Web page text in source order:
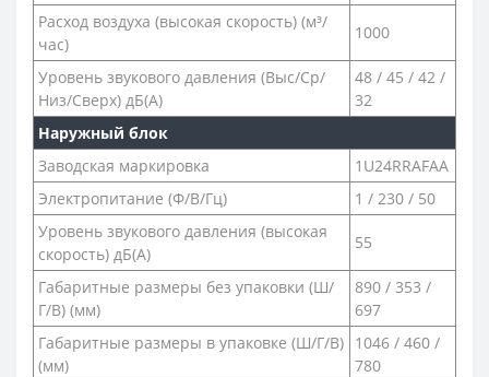
Расход воздуха (высокая скорость) (м³/
час)
1000
Уровень звукового давления (Выс/Ср/
Низ/Сверх) дБ(А)
48 / 45 / 42 /
32
Наружный блок
Заводская маркировка
1U24RRAFAA
Электропитание (Ф/В/Гц)
1 / 230 / 50
Уровень звукового давления (высокая
скорость) дБ(А)
55
Габаритные размеры без упаковки (Ш/
Г/В) (мм)
890 / 353 /
697
Габаритные размеры в упаковке (Ш/Г/В)
(мм)
1046 / 460 /
780